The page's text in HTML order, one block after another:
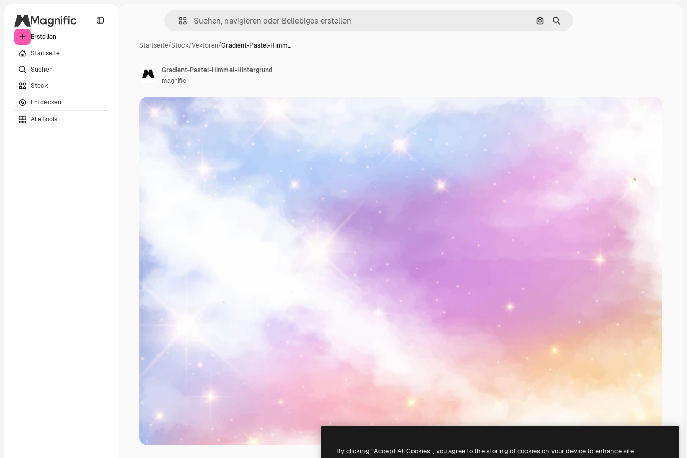
Erstellen
Startseite
Suchen
Stock
Entdecken
Alle tools
Nach Bild suchen
Suchen
Startseite/Stock/Vektoren/Gradient-Pastel-Himm…
Gradient-Pastel-Himmel-Hintergrund
magnific
By clicking “Accept All Cookies”, you agree to the storing of cookies on your device to enhance site